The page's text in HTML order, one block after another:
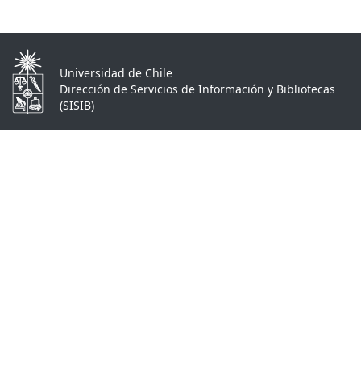
Universidad de Chile
Dirección de Servicios de Información y Bibliotecas
(SISIB)